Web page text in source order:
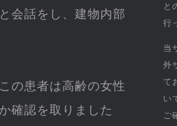
会話をし、建物内部
の患者は高齢の女性
確認を取りました
と
行
当
外
て
い
ご